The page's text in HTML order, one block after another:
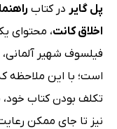
پل گایر در کتاب
اخلاق کانت، محتوای
فیلسوف شهیر
است؛ با این ملاحظه
تکلف بودن کتاب خود،
نیز تا جای ممکن